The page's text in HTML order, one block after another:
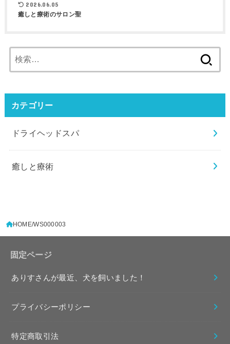
2026.06.05
癒しと療術のサロン聖
索:
カテゴリー
ドライヘッドスパ
癒しと療術
HOME WS000003
固定ページ
ありすさんが最近、犬を飼いました！
プライバシーポリシー
特定商取引法